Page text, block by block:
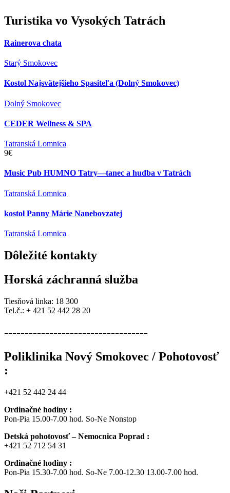
Turistika vo Vysokých Tatrách
Rainerova chata
Starý Smokovec
Kostol Najsvätejšieho Spasiteľa (Dolný Smokovec)
Dolný Smokovec
CEDER Wellness & SPA
Tatranská Lomnica
9€
Music Pub HUMNO Tatry—tanec a hudba v Tatrách
Tatranská Lomnica
kostol Panny Márie Nanebovzatej
Tatranská Lomnica
Dôležité kontakty
Horská záchranná služba
Tiesňová linka: 18 300
Tel.č.: + 421 52 442 28 20
-----------------------------------
Poliklinika Nový Smokovec / Pohotovosť
:
+421 52 442 24 44
Ordinačné hodiny :
Pon-Pia 15.00-7.00 hod. So-Ne Nonstop
Detská pohotovosť – Nemocnica Poprad :
+421 52 712 54 31
Ordinačné hodiny :
Pon-Pia 15.30-7.00 hod. So-Ne 7.00-12.30 13.00-7.00 hod.